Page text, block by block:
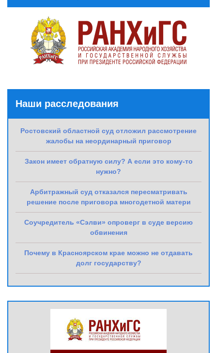
Наши расследования
Ростовский областной суд отложил рассмотрение
жалобы на неординарный приговор
Закон имеет обратную силу? А если это кому-то
нужно?
Арбитражный суд отказался пересматривать
решение после приговора многодетной матери
Соучредитель «Сэлви» опроверг в суде версию
обвинения
Почему в Красноярском крае можно не отдавать
долг государству?